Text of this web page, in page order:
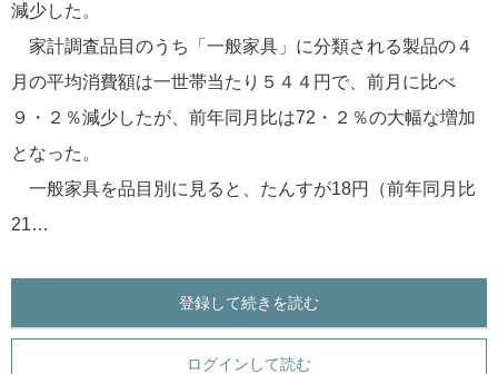
減少した。
家計調査品目のうち「一般家具」に分類される製品の４
月の平均消費額は一世帯当たり５４４円で、前月に比べ
９・２％減少したが、前年同月比は72・２％の大幅な増加
となった。
一般家具を品目別に見ると、たんすが18円（前年同月比
21…
登録して続きを読む
ログインして読む